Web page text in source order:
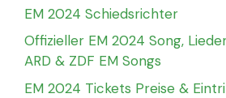
EM 2024 Schiedsrichter
Offizieller EM 2024 Song,
ARD & ZDF EM Songs
EM 2024 Tickets Preise &